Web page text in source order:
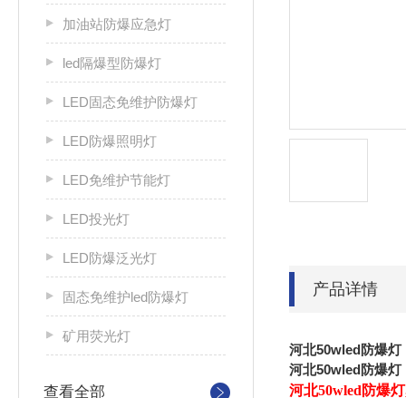
加油站防爆应急灯
led隔爆型防爆灯
LED固态免维护防爆灯
LED防爆照明灯
LED免维护节能灯
LED投光灯
LED防爆泛光灯
固态免维护led防爆灯
矿用荧光灯
查看全部
产品详情
河北50wled防爆灯
河北50wled防爆灯
河北50wled防爆